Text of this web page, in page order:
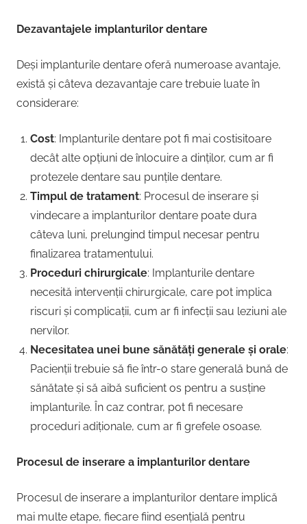
Dezavantajele implanturilor dentare
Deși implanturile dentare oferă numeroase avantaje,
există și câteva dezavantaje care trebuie luate în
considerare:
Cost: Implanturile dentare pot fi mai costisitoare
decât alte opțiuni de înlocuire a dinților, cum ar fi
protezele dentare sau punțile dentare.
Timpul de tratament: Procesul de inserare și
vindecare a implanturilor dentare poate dura
câteva luni, prelungind timpul necesar pentru
finalizarea tratamentului.
Proceduri chirurgicale: Implanturile dentare
necesită intervenții chirurgicale, care pot implica
riscuri și complicații, cum ar fi infecții sau leziuni ale
nervilor.
Necesitatea unei bune sănătăți generale și orale:
Pacienții trebuie să fie într-o stare generală bună de
sănătate și să aibă suficient os pentru a susține
implanturile. În caz contrar, pot fi necesare
proceduri adiționale, cum ar fi grefele osoase.
Procesul de inserare a implanturilor dentare
Procesul de inserare a implanturilor dentare implică
mai multe etape, fiecare fiind esențială pentru